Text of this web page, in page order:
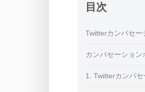
目次
Twitterカンバセー
カンバセーション
1. Twitterカンバ